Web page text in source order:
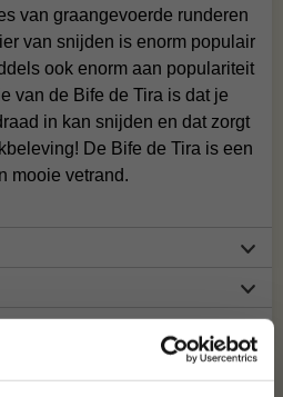
van graangevoerde runderen
van snijden is enorm populair
ook enorm aan populariteit
van de Bife de Tira is dat je
in kan snijden en dat zorgt
De Bife de Tira is een
mooie vetrand.
DE TIRA COMPLEET!